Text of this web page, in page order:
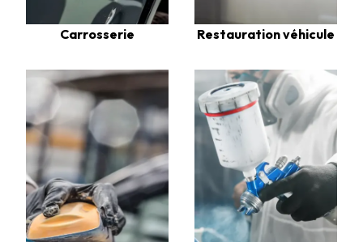
Carrosserie Restauration véhicule